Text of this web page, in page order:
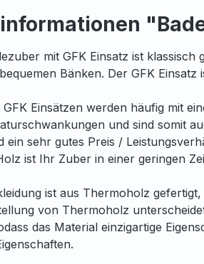
mit GFK Einsatz ist
Bänken. Der GFK
Einsätzen werden häufig mit
und sind somit
ein sehr gutes Preis /
ist Ihr Zuber in einer geringen
ist aus Thermoholz
von Thermoholz
das Material einzigartige